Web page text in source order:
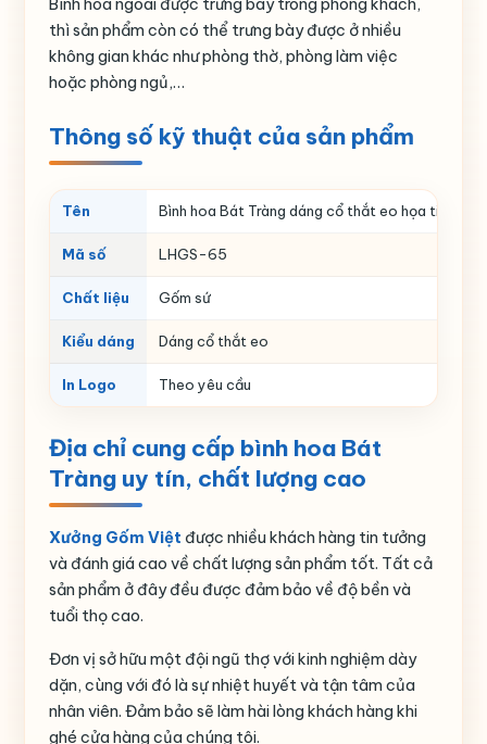
thì sản phẩm còn có thể trưng bày được ở nhiều
không gian khác như phòng thờ, phòng làm việc
hoặc phòng ngủ,…
Thông số kỹ thuật của sản phẩm
Tên Bình hoa Bát Tràng dáng cổ thắt eo họa tiết phố
Mã số LHGS-65
Chất liệu Gốm sứ
Kiểu dáng Dáng cổ thắt eo
In Logo Theo yêu cầu
Địa chỉ cung cấp bình hoa Bát
Tràng uy tín, chất lượng cao
Xưởng Gốm Việt được nhiều khách hàng tin tưởng
và đánh giá cao về chất lượng sản phẩm tốt. Tất cả
sản phẩm ở đây đều được đảm bảo về độ bền và
tuổi thọ cao.
Đơn vị sở hữu một đội ngũ thợ với kinh nghiệm dày
dặn, cùng với đó là sự nhiệt huyết và tận tâm của
nhân viên. Đảm bảo sẽ làm hài lòng khách hàng khi
ghé cửa hàng của chúng tôi.